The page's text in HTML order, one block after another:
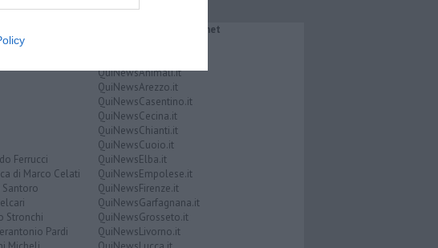
Ferrucci
di Marco Celati
Stronchi
Pardi
IL NETWORK QuiNews.net
QuiNewsAnimali.it
QuiNewsArezzo.it
QuiNewsCasentino.it
QuiNewsCecina.it
QuiNewsChianti.it
QuiNewsCuoio.it
QuiNewsElba.it
QuiNewsEmpolese.it
QuiNewsFirenze.it
QuiNewsGarfagnana.it
QuiNewsGrosseto.it
QuiNewsLivorno.it